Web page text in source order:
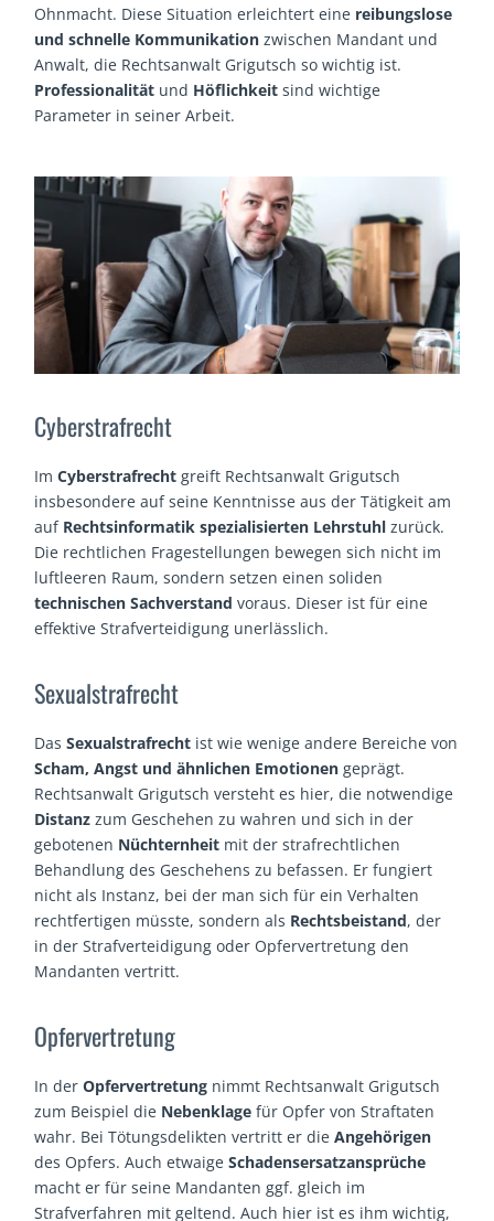
Ohnmacht. Diese Situation erleichtert eine reibungslose
und schnelle Kommunikationzwischen Mandant und
Anwalt, die Rechtsanwalt Grigutsch so wichtig ist.
Professionalität und Höflichkeit sind wichtige
Parameter in seiner Arbeit.
Cyberstrafrecht
ImCyberstrafrecht greift Rechtsanwalt Grigutsch
insbesondere auf seine Kenntnisse aus der Tätigkeit am
auf Rechtsinformatik spezialisierten Lehrstuhlzurück.
Die rechtlichen Fragestellungen bewegen sich nicht im
luftleeren Raum, sondern setzen einen soliden
technischen Sachverstand voraus. Dieser ist für eine
effektive Strafverteidigung unerlässlich.
Sexualstrafrecht
DasSexualstrafrecht ist wie wenige andere Bereiche von
Scham, Angst und ähnlichen Emotionengeprägt.
Rechtsanwalt Grigutsch versteht es hier, die notwendige
Distanz zum Geschehen zu wahren und sich in der
gebotenen Nüchternheit mit der strafrechtlichen
Behandlung des Geschehens zu befassen. Er fungiert
nicht als Instanz, bei der man sich für ein Verhalten
rechtfertigen müsste, sondern als Rechtsbeistand, der
in der Strafverteidigung oder Opfervertretung den
Mandanten vertritt.
Opfervertretung
In derOpfervertretung nimmt Rechtsanwalt Grigutsch
zum Beispiel die Nebenklage für Opfer von Straftaten
wahr. Bei Tötungsdelikten vertritt er dieAngehörigen
des Opfers. Auch etwaigeSchadensersatzansprüche
macht er für seine Mandanten ggf. gleich im
Strafverfahren mit geltend. Auch hier ist es ihm wichtig,